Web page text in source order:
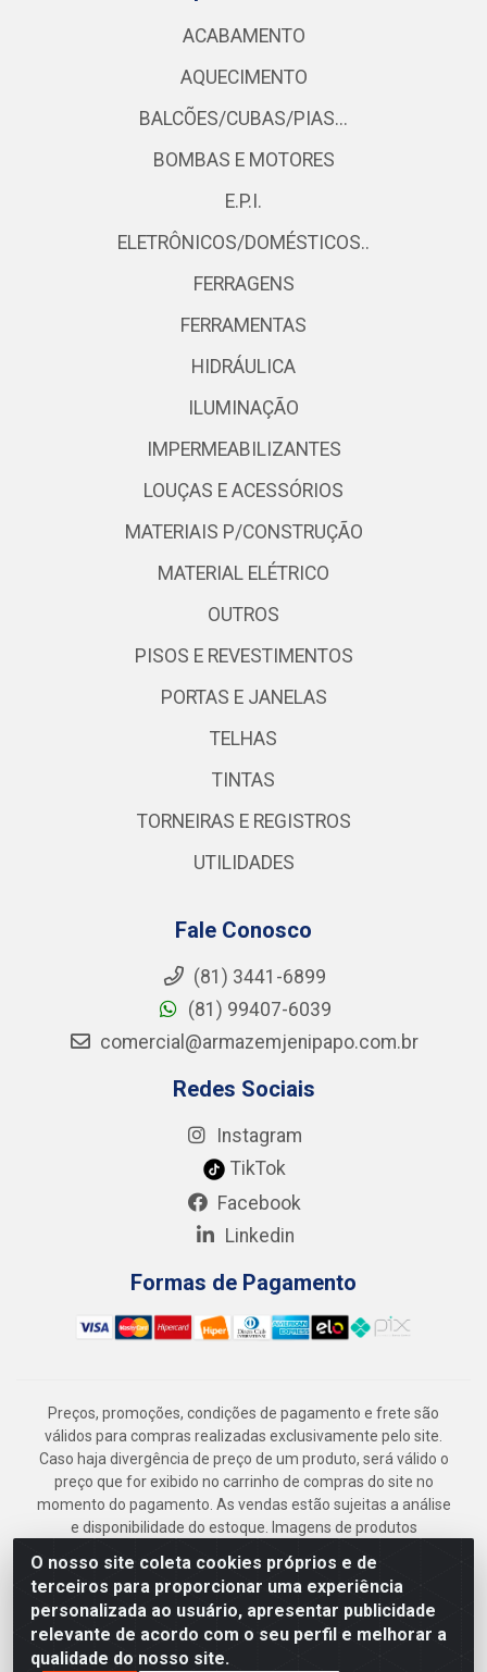
O nosso site coleta cookies próprios e de
terceiros para proporcionar uma experiência
personalizada ao usuário, apresentar publicidade
relevante de acordo com o seu perfil e melhorar a
qualidade do nosso site.
ACABAMENTO
AQUECIMENTO
BALCÕES/CUBAS/PIAS...
BOMBAS E MOTORES
E.P.I.
ELETRÔNICOS/DOMÉSTICOS..
FERRAGENS
FERRAMENTAS
HIDRÁULICA
ILUMINAÇÃO
IMPERMEABILIZANTES
LOUÇAS E ACESSÓRIOS
MATERIAIS P/CONSTRUÇÃO
MATERIAL ELÉTRICO
OUTROS
PISOS E REVESTIMENTOS
PORTAS E JANELAS
TELHAS
TINTAS
TORNEIRAS E REGISTROS
UTILIDADES
Fale Conosco
(81) 3441-6899
(81) 99407-6039
comercial@armazemjenipapo.com.br
Redes Sociais
Instagram
TikTok
Facebook
Linkedin
Formas de Pagamento
Preços, promoções, condições de pagamento e frete são
válidos para compras realizadas exclusivamente pelo site.
Caso haja divergência de preço de um produto, será válido o
preço que for exibido no carrinho de compras do site no
momento do pagamento. As vendas estão sujeitas a análise
e disponibilidade do estoque. Imagens de produtos
Armazém Jenipapo Materiais de Construção em Geral
LTDA - Rua das Flores, 2691 - Guabiraba, Recife/PE - CEP
52.291-630 - CNPJ 41.097.379/0001-